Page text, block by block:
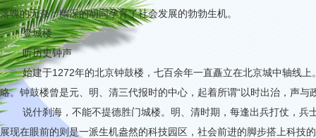
落魄的无奈；幽深的胡同孕育了社会发展的勃勃生机。
登城楼
听历史钟声
始建于1272年的北京钟鼓楼，七百余年一直矗立在北京城中轴线
略。钟鼓楼曾是元、明、清三代报时的中心，起着所谓“以时出治，声与
说什刹海，不能不提德胜门城楼。明、清时期，每逢出兵打仗，兵
展现在眼前的则是一派生机盎然的科技园区，社会前进的脚步搭上科